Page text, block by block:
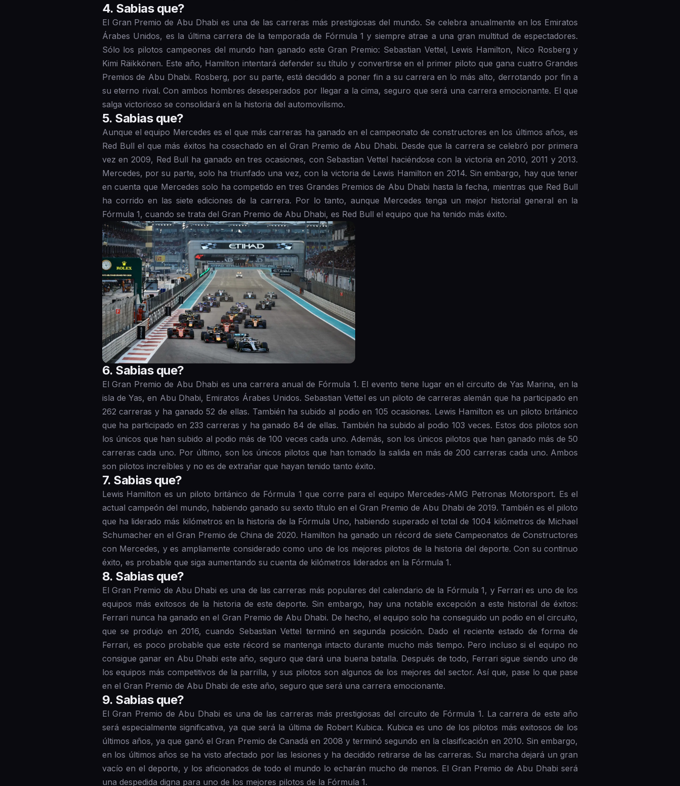
4 . Sabias que?
El Gran Premio de Abu Dhabi es una de las carreras más prestigiosas del mundo. Se celebra anualmente en los Emiratos
Árabes Unidos, es la última carrera de la temporada de Fórmula 1 y siempre atrae a una gran multitud de espectadores.
Sólo los pilotos campeones del mundo han ganado este Gran Premio: Sebastian Vettel, Lewis Hamilton, Nico Rosberg y
Kimi Räikkönen. Este año, Hamilton intentará defender su título y convertirse en el primer piloto que gana cuatro Grandes
Premios de Abu Dhabi. Rosberg, por su parte, está decidido a poner fin a su carrera en lo más alto, derrotando por fin a
su eterno rival. Con ambos hombres desesperados por llegar a la cima, seguro que será una carrera emocionante. El que
salga victorioso se consolidará en la historia del automovilismo.
5 . Sabias que?
Aunque el equipo Mercedes es el que más carreras ha ganado en el campeonato de constructores en los últimos años, es
Red Bull el que más éxitos ha cosechado en el Gran Premio de Abu Dhabi. Desde que la carrera se celebró por primera
vez en 2009, Red Bull ha ganado en tres ocasiones, con Sebastian Vettel haciéndose con la victoria en 2010, 2011 y 2013.
Mercedes, por su parte, solo ha triunfado una vez, con la victoria de Lewis Hamilton en 2014. Sin embargo, hay que tener
en cuenta que Mercedes solo ha competido en tres Grandes Premios de Abu Dhabi hasta la fecha, mientras que Red Bull
ha corrido en las siete ediciones de la carrera. Por lo tanto, aunque Mercedes tenga un mejor historial general en la
Fórmula 1, cuando se trata del Gran Premio de Abu Dhabi, es Red Bull el equipo que ha tenido más éxito.
6 . Sabias que?
El Gran Premio de Abu Dhabi es una carrera anual de Fórmula 1. El evento tiene lugar en el circuito de Yas Marina, en la
isla de Yas, en Abu Dhabi, Emiratos Árabes Unidos. Sebastian Vettel es un piloto de carreras alemán que ha participado en
262 carreras y ha ganado 52 de ellas. También ha subido al podio en 105 ocasiones. Lewis Hamilton es un piloto británico
que ha participado en 233 carreras y ha ganado 84 de ellas. También ha subido al podio 103 veces. Estos dos pilotos son
los únicos que han subido al podio más de 100 veces cada uno. Además, son los únicos pilotos que han ganado más de 50
carreras cada uno. Por último, son los únicos pilotos que han tomado la salida en más de 200 carreras cada uno. Ambos
son pilotos increíbles y no es de extrañar que hayan tenido tanto éxito.
7 . Sabias que?
Lewis Hamilton es un piloto británico de Fórmula 1 que corre para el equipo Mercedes-AMG Petronas Motorsport. Es el
actual campeón del mundo, habiendo ganado su sexto título en el Gran Premio de Abu Dhabi de 2019. También es el piloto
que ha liderado más kilómetros en la historia de la Fórmula Uno, habiendo superado el total de 1004 kilómetros de Michael
Schumacher en el Gran Premio de China de 2020. Hamilton ha ganado un récord de siete Campeonatos de Constructores
con Mercedes, y es ampliamente considerado como uno de los mejores pilotos de la historia del deporte. Con su continuo
éxito, es probable que siga aumentando su cuenta de kilómetros liderados en la Fórmula 1.
8 . Sabias que?
El Gran Premio de Abu Dhabi es una de las carreras más populares del calendario de la Fórmula 1, y Ferrari es uno de los
equipos más exitosos de la historia de este deporte. Sin embargo, hay una notable excepción a este historial de éxitos:
Ferrari nunca ha ganado en el Gran Premio de Abu Dhabi. De hecho, el equipo solo ha conseguido un podio en el circuito,
que se produjo en 2016, cuando Sebastian Vettel terminó en segunda posición. Dado el reciente estado de forma de
Ferrari, es poco probable que este récord se mantenga intacto durante mucho más tiempo. Pero incluso si el equipo no
consigue ganar en Abu Dhabi este año, seguro que dará una buena batalla. Después de todo, Ferrari sigue siendo uno de
los equipos más competitivos de la parrilla, y sus pilotos son algunos de los mejores del sector. Así que, pase lo que pase
en el Gran Premio de Abu Dhabi de este año, seguro que será una carrera emocionante.
9 . Sabias que?
El Gran Premio de Abu Dhabi es una de las carreras más prestigiosas del circuito de Fórmula 1. La carrera de este año
será especialmente significativa, ya que será la última de Robert Kubica. Kubica es uno de los pilotos más exitosos de los
últimos años, ya que ganó el Gran Premio de Canadá en 2008 y terminó segundo en la clasificación en 2010. Sin embargo,
en los últimos años se ha visto afectado por las lesiones y ha decidido retirarse de las carreras. Su marcha dejará un gran
vacío en el deporte, y los aficionados de todo el mundo lo echarán mucho de menos. El Gran Premio de Abu Dhabi será
una despedida digna para uno de los mejores pilotos de la Fórmula 1.